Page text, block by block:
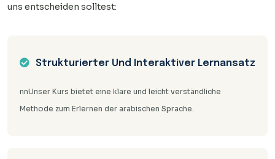
uns entscheiden solltest:
Strukturierter Und Interaktiver Lernansatz
nnUnser Kurs bietet eine klare und leicht verständliche
Methode zum Erlernen der arabischen Sprache.